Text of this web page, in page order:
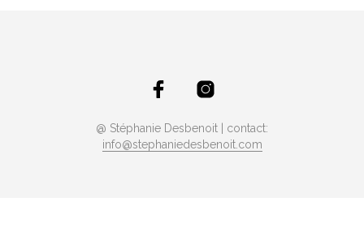
@ Stéphanie Desbenoit | contact:
info@stephaniedesbenoit.com